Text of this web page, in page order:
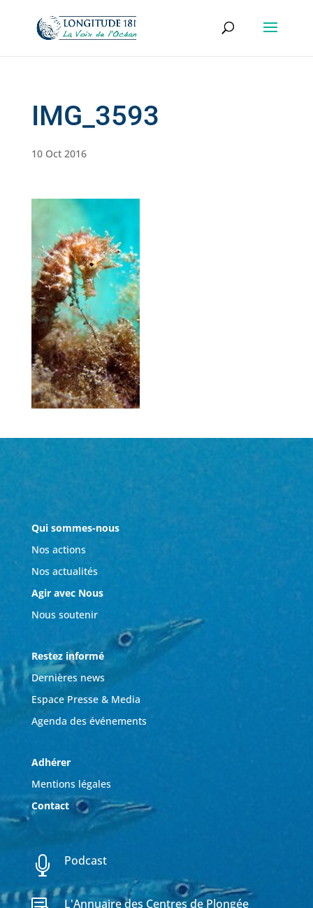
IMG_3593
10 Oct 2016
Qui sommes-nous
Nos actions
Nos actualités
Agir avec Nous
Nous soutenir
Restez informé
Dernières news
Espace Presse & Media
Agenda des événements
Adhérer
Mentions légales
Contact
 Podcast
L'Annuaire des Centres de Plongée